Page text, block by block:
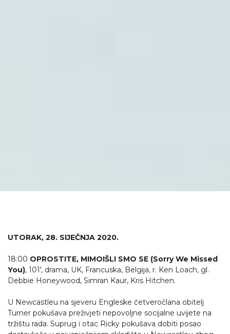
UTORAK, 28. SIJEČNJA 2020.
18:00 OPROSTITE, MIMOIŠLI SMO SE (Sorry We Missed
You), 101', drama, UK, Francuska, Belgija, r. Ken Loach, gl.
Debbie Honeywood, Simran Kaur, Kris Hitchen.
U Newcastleu na sjeveru Engleske četveročlana obitelj
Turner pokušava preživjeti nepovoljne socijalne uvijete na
tržištu rada. Suprug i otac Ricky pokušava dobiti posao